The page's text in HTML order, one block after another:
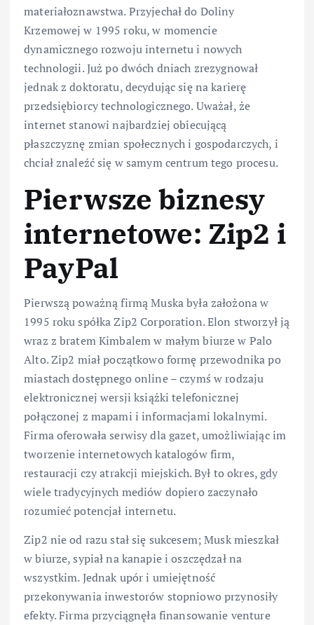
materiałoznawstwa. Przyjechał do Doliny
Krzemowej w 1995 roku, w momencie
dynamicznego rozwoju internetu i nowych
technologii. Już po dwóch dniach zrezygnował
jednak z doktoratu, decydując się na karierę
przedsiębiorcy technologicznego. Uważał, że
internet stanowi najbardziej obiecującą
płaszczyznę zmian społecznych i gospodarczych, i
chciał znaleźć się w samym centrum tego procesu.
Pierwsze biznesy
internetowe: Zip2 i
PayPal
Pierwszą poważną firmą Muska była założona w
1995 roku spółka Zip2 Corporation. Elon stworzył ją
wraz z bratem Kimbalem w małym biurze w Palo
Alto. Zip2 miał początkowo formę przewodnika po
miastach dostępnego online – czymś w rodzaju
elektronicznej wersji książki telefonicznej
połączonej z mapami i informacjami lokalnymi.
Firma oferowała serwisy dla gazet, umożliwiając im
tworzenie internetowych katalogów firm,
restauracji czy atrakcji miejskich. Był to okres, gdy
wiele tradycyjnych mediów dopiero zaczynało
rozumieć potencjał internetu.
Zip2 nie od razu stał się sukcesem; Musk mieszkał
w biurze, sypiał na kanapie i oszczędzał na
wszystkim. Jednak upór i umiejętność
przekonywania inwestorów stopniowo przynosiły
efekty. Firma przyciągnęła finansowanie venture